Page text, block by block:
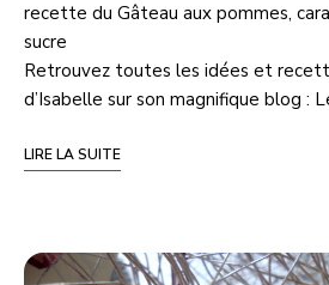
recette du Gâteau aux pommes,
sucre
Retrouvez toutes les idées et
d’Isabelle sur son magnifique blog :
LIRE LA SUITE